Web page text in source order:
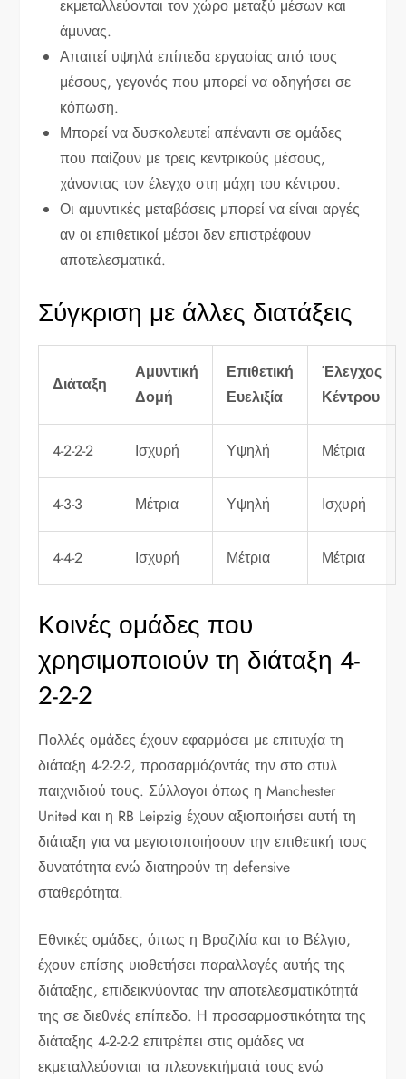
εκμεταλλεύονται τον χώρο μεταξύ μέσων και
άμυνας.
Απαιτεί υψηλά επίπεδα εργασίας από τους
μέσους, γεγονός που μπορεί να οδηγήσει σε
κόπωση.
Μπορεί να δυσκολευτεί απέναντι σε ομάδες
που παίζουν με τρεις κεντρικούς μέσους,
χάνοντας τον έλεγχο στη μάχη του κέντρου.
Οι αμυντικές μεταβάσεις μπορεί να είναι αργές
αν οι επιθετικοί μέσοι δεν επιστρέφουν
αποτελεσματικά.
Σύγκριση με άλλες διατάξεις
Διάταξη
Αμυντική
Δομή
Επιθετική
Ευελιξία
Έλεγχος
Κέντρου
4-2-2-2 Ισχυρή Υψηλή Μέτρια
4-3-3 Μέτρια Υψηλή Ισχυρή
4-4-2 Ισχυρή Μέτρια Μέτρια
Κοινές ομάδες που
χρησιμοποιούν τη διάταξη 4-
2-2-2
Πολλές ομάδες έχουν εφαρμόσει με επιτυχία τη
διάταξη 4-2-2-2, προσαρμόζοντάς την στο στυλ
παιχνιδιού τους. Σύλλογοι όπως η Manchester
United και η RB Leipzig έχουν αξιοποιήσει αυτή τη
διάταξη για να μεγιστοποιήσουν την επιθετική τους
δυνατότητα ενώ διατηρούν τη defensive
σταθερότητα.
Εθνικές ομάδες, όπως η Βραζιλία και το Βέλγιο,
έχουν επίσης υιοθετήσει παραλλαγές αυτής της
διάταξης, επιδεικνύοντας την αποτελεσματικότητά
της σε διεθνές επίπεδο. Η προσαρμοστικότητα της
διάταξης 4-2-2-2 επιτρέπει στις ομάδες να
εκμεταλλεύονται τα πλεονεκτήματά τους ενώ